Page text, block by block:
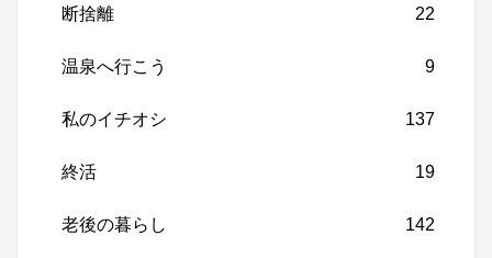
断捨離 22
温泉へ行こう 9
私のイチオシ 137
終活 19
老後の暮らし 142